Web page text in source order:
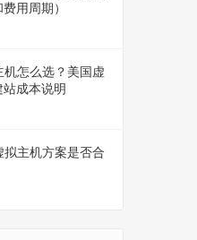
用周期）
机怎么选？美国虚
成本说明
拟主机方案是否合